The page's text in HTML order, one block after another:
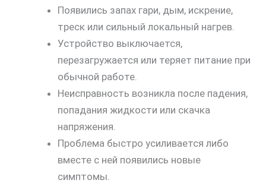
Появились запах гари, дым, искрение,
треск или сильный локальный нагрев.
Устройство выключается,
перезагружается или теряет питание при
обычной работе.
Неисправность возникла после падения,
попадания жидкости или скачка
напряжения.
Проблема быстро усиливается либо
вместе с ней появились новые
симптомы.